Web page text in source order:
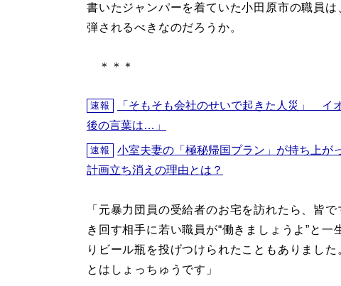
書いたジャンパーを着ていた小田原市の職員は
弾されるべきなのだろうか。
＊＊＊
速報
「そもそも会社のせいで起きた人災」
後の言葉は…」
速報
小室夫妻の「極秘帰国プラン」が持ち上
計画立ち消えの理由とは？
「元暴力団員の受給者のお宅を訪れたら、皆
き回す相手に若い職員が“働きましょうよ”と
りビール瓶を投げつけられたこともありました
とはしょっちゅうです」